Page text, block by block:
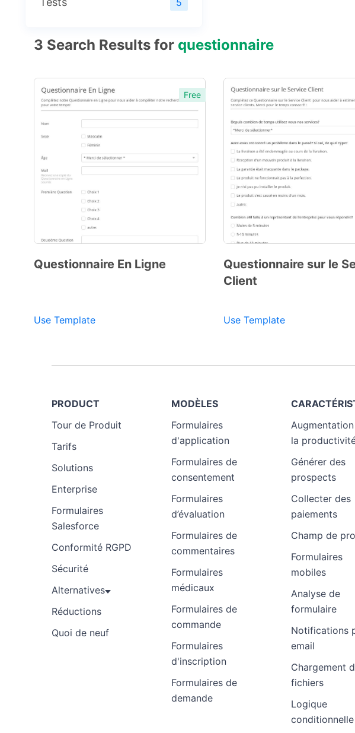
5
3 Search Results for questionnaire
Free
Questionnaire En Ligne
Use Template
Questionnaire sur le
Client
Use Template
PRODUCT
Tour de Produit
Tarifs
Solutions
Enterprise
Formulaires
Salesforce
Conformité RGPD
Sécurité
Alternatives
Réductions
Quoi de neuf
MODÈLES
Formulaires
d'application
Formulaires de
consentement
Formulaires
d’évaluation
Formulaires de
commentaires
Formulaires
médicaux
Formulaires de
commande
Formulaires
d'inscription
Formulaires de
demande
la
Générer des
prospects
Collecter des
paiements
Champ de
Formulaires
mobiles
Analyse de
formulaire
Notifications
email
Chargement
fichiers
Logique
conditionnelle